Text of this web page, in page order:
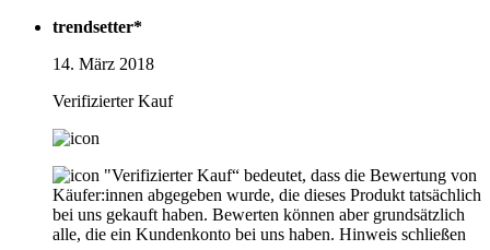
trendsetter*
14. März 2018
Verifizierter Kauf
"Verifizierter Kauf“ bedeutet, dass die Bewertung von
Käufer:innen abgegeben wurde, die dieses Produkt tatsächlich
bei uns gekauft haben. Bewerten können aber grundsätzlich
alle, die ein Kundenkonto bei uns haben. Hinweis schließen